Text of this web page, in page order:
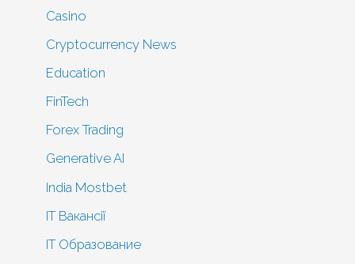
Casino
Cryptocurrency News
Education
FinTech
Forex Trading
Generative AI
India Mostbet
IT Вакансії
IT Образование